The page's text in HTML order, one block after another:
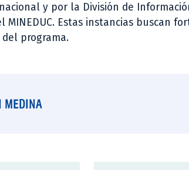
y por la División de
MINEDUC. Estas instancias buscan
programa.
MEDINA